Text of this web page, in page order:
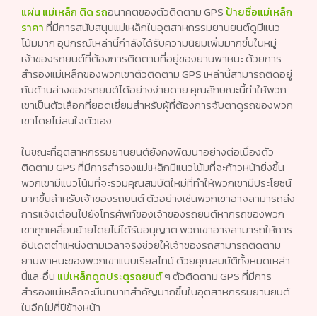
แผ่น แม่เหล็ก ติด รถอนาคตของตัวติดตาม GPS ป้ายชื่อแม่เหล็ก
ราคาที่มีการสนับสนุนแม่เหล็กในอุตสาหกรรมยานยนต์ดูมีแนว
โน้มมาก อุปกรณ์เหล่านี้กำลังได้รับความนิยมเพิ่มมากขึ้นในหมู่
เจ้าของรถยนต์ที่ต้องการติดตามที่อยู่ของยานพาหนะ ด้วยการ
สำรองแม่เหล็กของพวกเขาตัวติดตาม GPS เหล่านี้สามารถติดอยู่
กับด้านล่างของรถยนต์ได้อย่างง่ายดาย คุณลักษณะนี้ทำให้พวก
เขาเป็นตัวเลือกที่ยอดเยี่ยมสำหรับผู้ที่ต้องการจับตาดูรถของพวก
เขาโดยไม่สนใจตัวเอง
ในขณะที่อุตสาหกรรมยานยนต์ยังคงพัฒนาอย่างต่อเนื่องตัว
ติดตาม GPS ที่มีการสำรองแม่เหล็กมีแนวโน้มที่จะก้าวหน้ายิ่งขึ้น
พวกเขามีแนวโน้มที่จะรวมคุณสมบัติใหม่ที่ทำให้พวกเขามีประโยชน์
มากขึ้นสำหรับเจ้าของรถยนต์ ตัวอย่างเช่นพวกเขาอาจสามารถส่ง
การแจ้งเตือนไปยังโทรศัพท์ของเจ้าของรถยนต์หากรถของพวก
เขาถูกเคลื่อนย้ายโดยไม่ได้รับอนุญาต พวกเขาอาจสามารถให้การ
อัปเดตตำแหน่งตามเวลาจริงช่วยให้เจ้าของรถสามารถติดตาม
ยานพาหนะของพวกเขาแบบเรียลไทม์ ด้วยคุณสมบัติทั้งหมดเหล่า
นี้และอื่น แม่เหล็กดูดประตูรถยนต์ๆ ตัวติดตาม GPS ที่มีการ
สำรองแม่เหล็กจะมีบทบาทสำคัญมากขึ้นในอุตสาหกรรมยานยนต์
ในอีกไม่กี่ปีข้างหน้า